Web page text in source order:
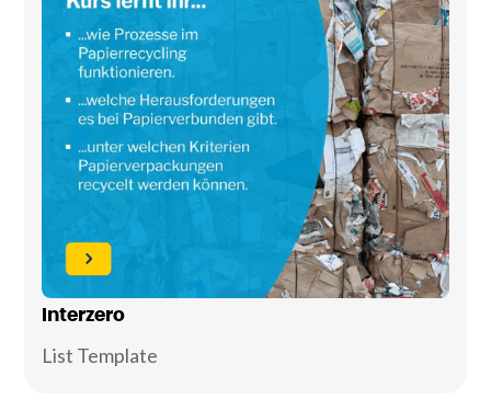
Interzero
List Template